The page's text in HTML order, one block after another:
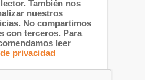
También nos
nuestros
No compartimos
con terceros. Para
leer
privacidad